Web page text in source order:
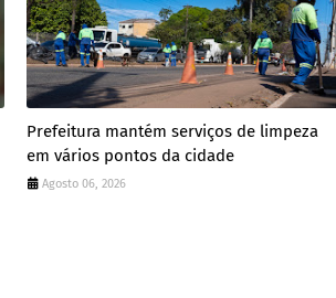
Prefeitura mantém serviços de limpeza
em vários pontos da cidade
Agosto 06, 2026